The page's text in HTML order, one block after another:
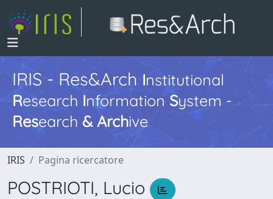
IRIS - Res&ArchInstitutional
Research InformationSystem -
Research & Archive
IRIS Pagina ricercatore
POSTRIOTI, Lucio